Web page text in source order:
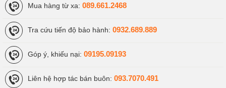
Mua hàng từ xa: 089.661.2468
Tra cứu tiến độ bảo hành: 0932.689.889
Góp ý, khiếu nại: 09195.09193
Liên hệ hợp tác bán buôn: 093.7070.491